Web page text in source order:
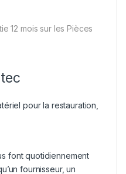
12 mois sur les Pièces
pour la restauration,
font quotidiennement
fournisseur, un